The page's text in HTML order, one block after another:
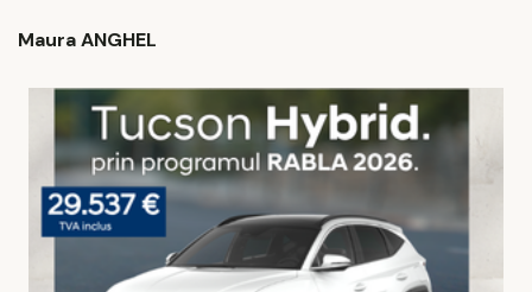
Maura ANGHEL